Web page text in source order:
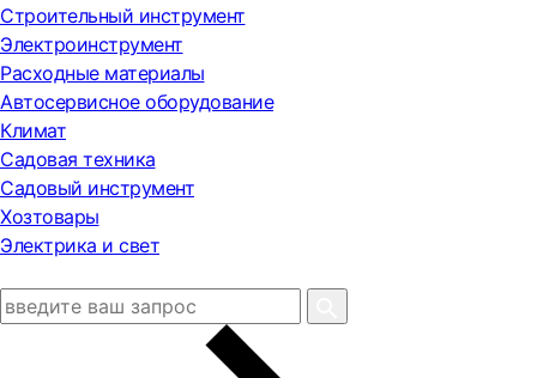
Строительный инструмент
Электроинструмент
Расходные материалы
Автосервисное оборудование
Климат
Садовая техника
Садовый инструмент
Хозтовары
Электрика и свет